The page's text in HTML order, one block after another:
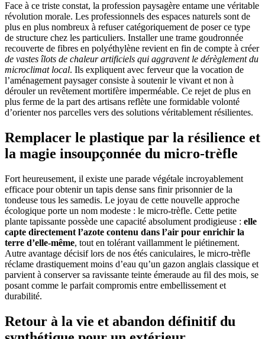
Face à ce triste constat, la profession paysagère entame une véritable
révolution morale. Les professionnels des espaces naturels sont de
plus en plus nombreux à refuser catégoriquement de poser ce type
de structure chez les particuliers. Installer une trame goudronnée
recouverte de fibres en polyéthylène revient en fin de compte à créer
de vastes îlots de chaleur artificiels qui aggravent le dérèglement du
microclimat local. Ils expliquent avec ferveur que la vocation de
l’aménagement paysager consiste à soutenir le vivant et non à
dérouler un revêtement mortifère imperméable. Ce rejet de plus en
plus ferme de la part des artisans reflète une formidable volonté
d’orienter nos parcelles vers des solutions véritablement résilientes.
Remplacer le plastique par la résilience et
la magie insoupçonnée du micro-trèfle
Fort heureusement, il existe une parade végétale incroyablement
efficace pour obtenir un tapis dense sans finir prisonnier de la
tondeuse tous les samedis. Le joyau de cette nouvelle approche
écologique porte un nom modeste : le micro-trèfle. Cette petite
plante tapissante possède une capacité absolument prodigieuse : elle
capte directement l’azote contenu dans l’air pour enrichir la
terre d’elle-même, tout en tolérant vaillamment le piétinement.
Autre avantage décisif lors de nos étés caniculaires, le micro-trèfle
réclame drastiquement moins d’eau qu’un gazon anglais classique et
parvient à conserver sa ravissante teinte émeraude au fil des mois, se
posant comme le parfait compromis entre embellissement et
durabilité.
Retour à la vie et abandon définitif du